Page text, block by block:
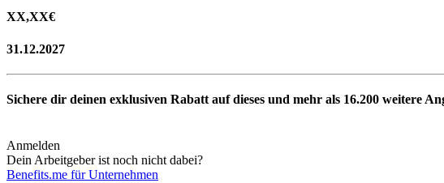
XX,XX€
31.12.2027
Sichere dir deinen exklusiven Rabatt auf dieses und mehr als 16.200 weitere
Anmelden
Dein Arbeitgeber ist noch nicht dabei?
Benefits.me für Unternehmen